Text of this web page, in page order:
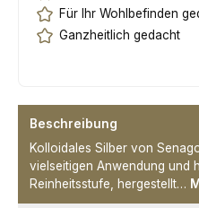
Für Ihr Wohlbefinden
Ganzheitlich gedacht
Beschreibung
Kolloidales Silber von
vielseitigen Anwendung und
Reinheitsstufe, hergestellt…